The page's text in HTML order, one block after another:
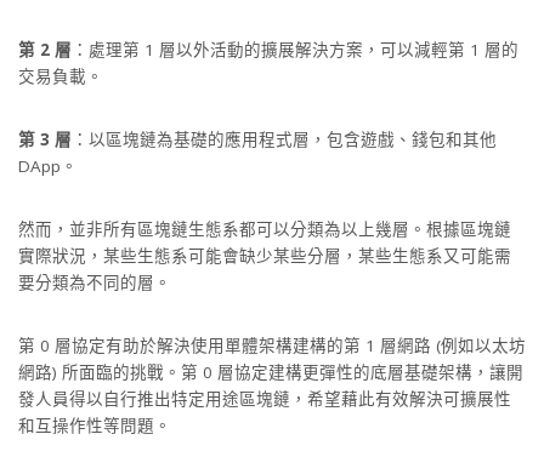
第 2 層 ：處理第 1 層以外活動的擴展解決方案，可以減輕第 1 層的
交易負載。
第 3 層 ：以區塊鏈為基礎的應用程式層，包含遊戲、錢包和其他
DApp。
然而，並非所有區塊鏈生態系都可以分類為以上幾層。根據區塊鏈
實際狀況，某些生態系可能會缺少某些分層，某些生態系又可能需
要分類為不同的層。
第 0 層協定有助於解決使用單體架構建構的第 1 層網路 (例如以太坊
網路) 所面臨的挑戰。第 0 層協定建構更彈性的底層基礎架構，讓開
發人員得以自行推出特定用途區塊鏈，希望藉此有效解決可擴展性
和互操作性等問題。